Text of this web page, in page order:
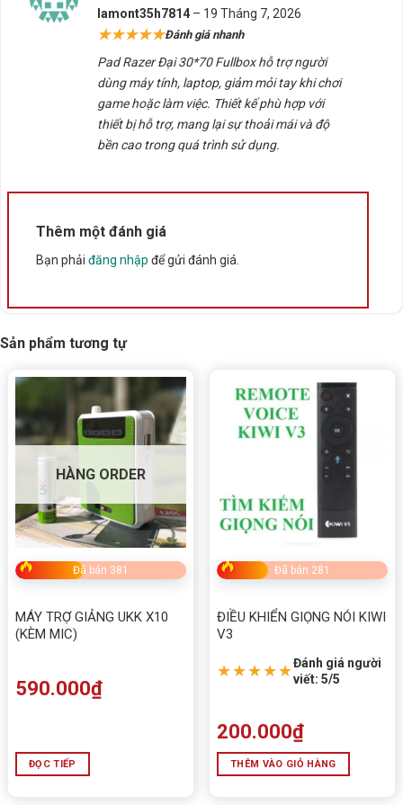
Xuất xứ Trung Quốc
Được xếp
hạng 5
5
sao
lamont35h7814 – 19 Tháng 7, 2026
★★★★★Đánh giá nhanh
Pad Razer Đại 30*70 Fullbox hỗ trợ người
dùng máy tính, laptop, giảm mỏi tay khi chơi
game hoặc làm việc. Thiết kế phù hợp với
thiết bị hỗ trợ, mang lại sự thoải mái và độ
bền cao trong quá trình sử dụng.
Thêm một đánh giá
Bạn phải đăng nhập để gửi đánh giá.
Sản phẩm tương tự
HÀNG ORDER
Đã bán 381
MÁY TRỢ GIẢNG UKK X10
(KÈM MIC)
590.000₫
ĐỌC TIẾP
Đã bán 281
ĐIỀU KHIỂN GIỌNG NÓI KIWI
V3
★★★★★Đánh giá người
viết: 5/5
200.000₫
THÊM VÀO GIỎ HÀNG